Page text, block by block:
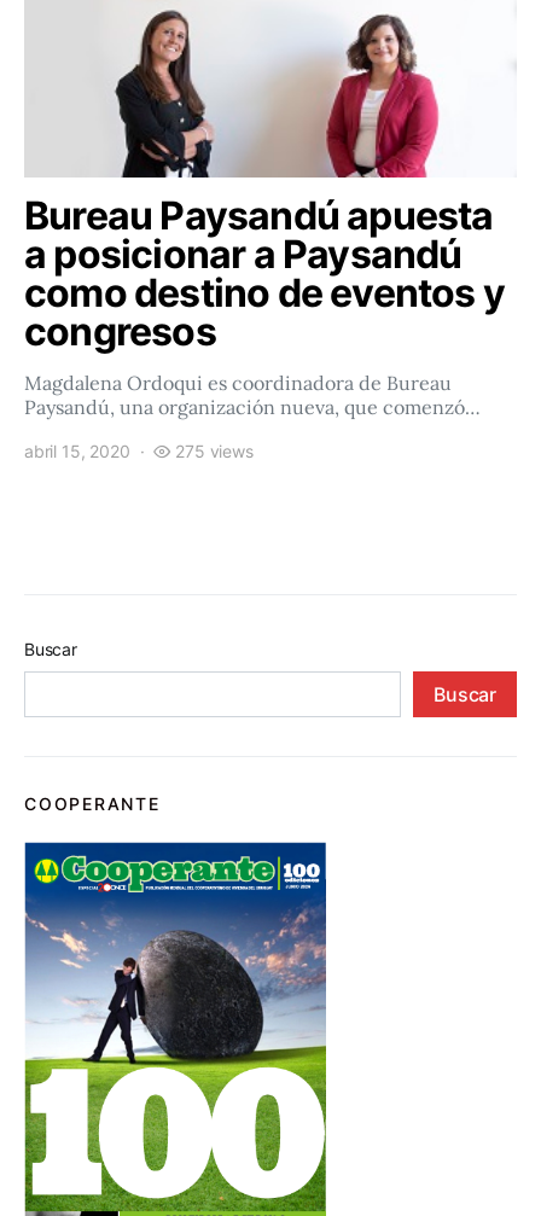
Bureau Paysandú apuesta
a posicionar a Paysandú
como destino de eventos y
congresos
Magdalena Ordoqui es coordinadora de Bureau
Paysandú, una organización nueva, que comenzó…
abril 15, 2020 275 views
Buscar
Buscar
COOPERANTE